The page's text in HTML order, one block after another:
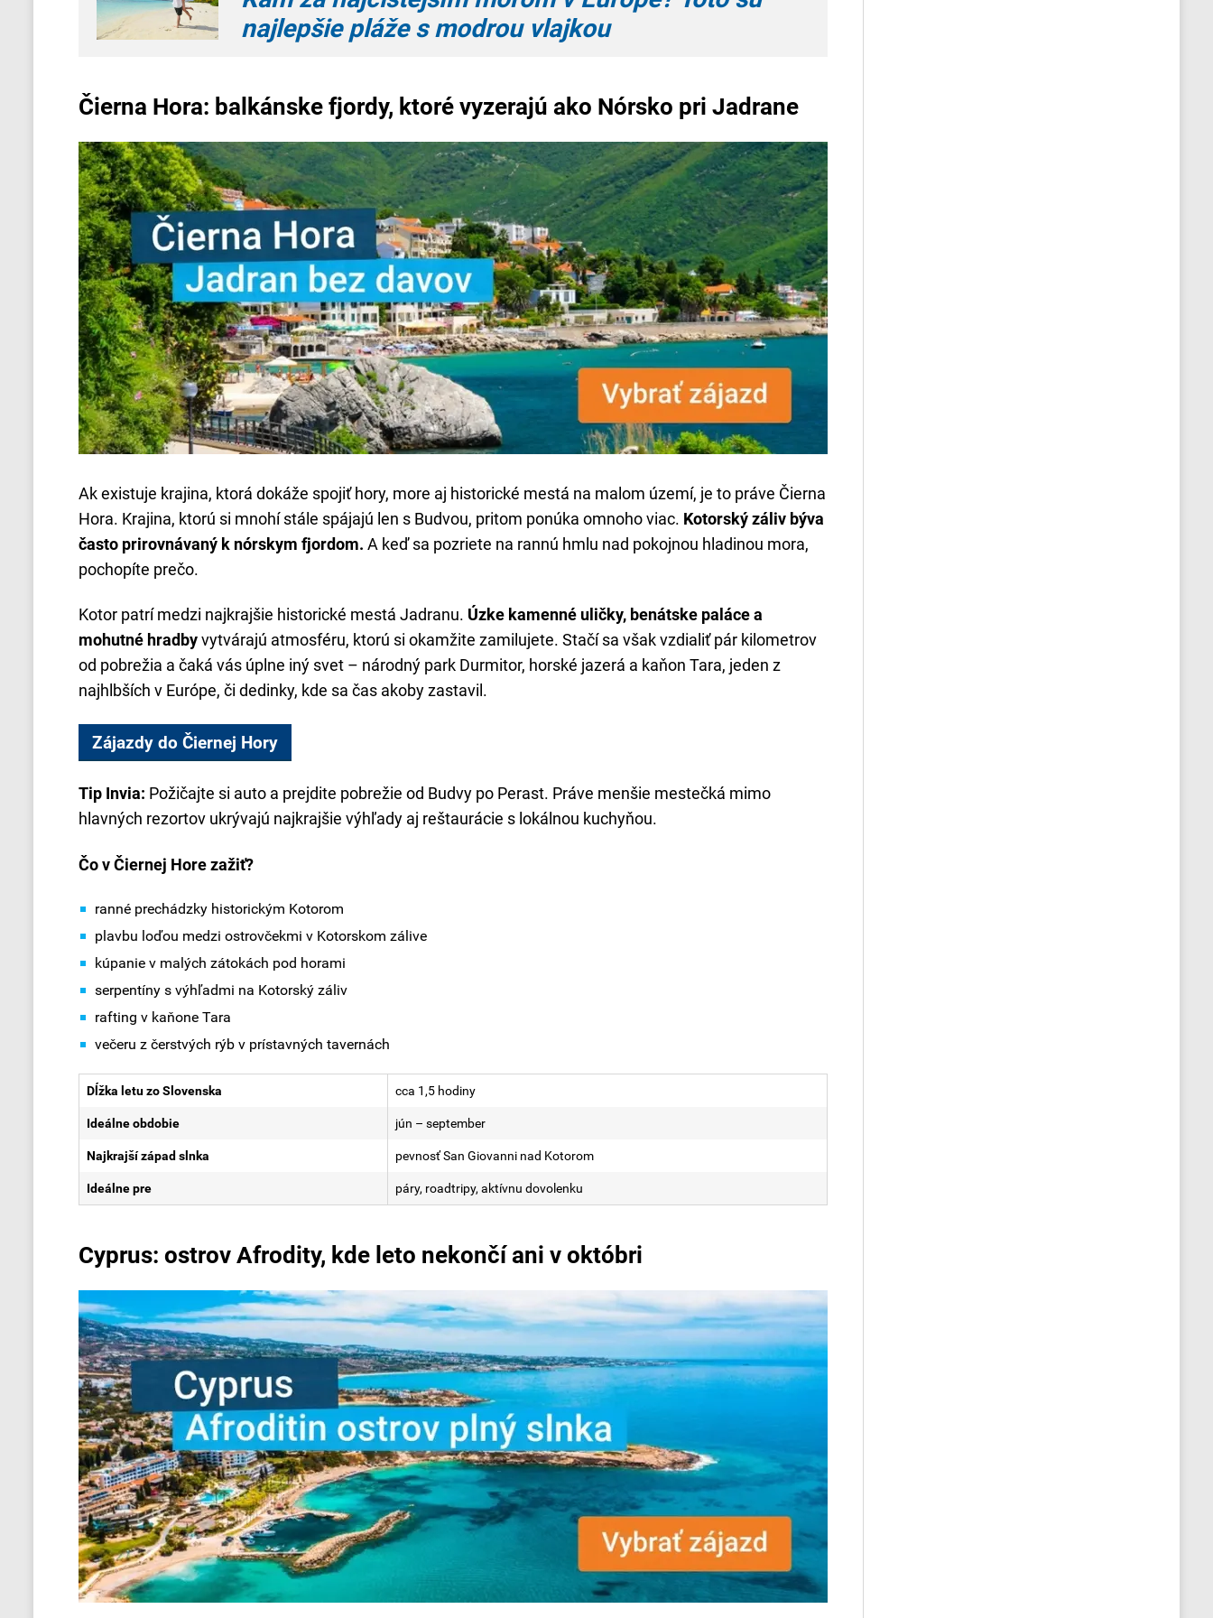
najlepšie pláže s modrou vlajkou
Čierna Hora: balkánske fjordy, ktoré vyzerajú ako Nórsko pri Jadrane
Ak existuje krajina, ktorá dokáže spojiť hory, more aj historické mestá na malom území, je to práve Čierna
Hora. Krajina, ktorú si mnohí stále spájajú len s Budvou, pritom ponúka omnoho viac. Kotorský záliv býva
často prirovnávaný k nórskym fjordom. A keď sa pozriete na rannú hmlu nad pokojnou hladinou mora,
pochopíte prečo.
Kotor patrí medzi najkrajšie historické mestá Jadranu. Úzke kamenné uličky, benátske paláce a
mohutné hradbyvytvárajú atmosféru, ktorú si okamžite zamilujete. Stačí sa však vzdialiť pár kilometrov
od pobrežia a čaká vás úplne iný svet – národný park Durmitor, horské jazerá a kaňon Tara, jeden z
najhlbších v Európe, či dedinky, kde sa čas akoby zastavil.
Zájazdy do Čiernej Hory
Tip Invia: Požičajte si auto a prejdite pobrežie od Budvy po Perast. Práve menšie mestečká mimo
hlavných rezortov ukrývajú najkrajšie výhľady aj reštaurácie s lokálnou kuchyňou.
Čo v Čiernej Hore zažiť?
ranné prechádzky historickým Kotorom
plavbu loďou medzi ostrovčekmi v Kotorskom zálive
kúpanie v malých zátokách pod horami
serpentíny s výhľadmi na Kotorský záliv
rafting v kaňone Tara
večeru z čerstvých rýb v prístavných tavernách
Dĺžka letu zo Slovenska cca 1,5 hodiny
Ideálne obdobie jún – september
Najkrajší západ slnka pevnosť San Giovanni nad Kotorom
Ideálne pre páry, roadtripy, aktívnu dovolenku
Cyprus: ostrov Afrodity, kde leto nekončí ani v októbri